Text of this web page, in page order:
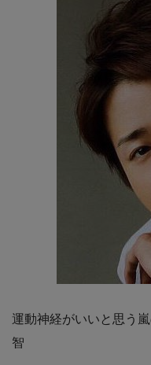
運動神経がいいと思う
智